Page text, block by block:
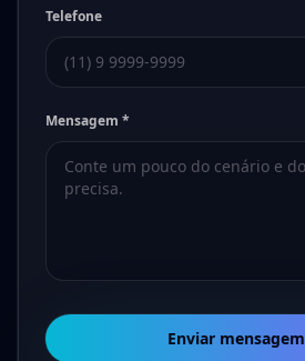
Telefone
Mensagem *
Enviar mensagem